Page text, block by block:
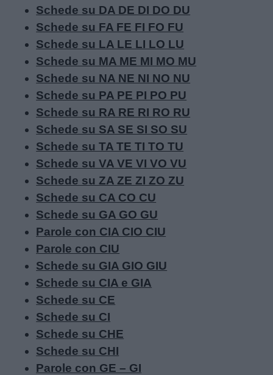
Schede su DA DE DI DO DU
Schede su FA FE FI FO FU
Schede su LA LE LI LO LU
Schede su MA ME MI MO MU
Schede su NA NE NI NO NU
Schede su PA PE PI PO PU
Schede su RA RE RI RO RU
Schede su SA SE SI SO SU
Schede su TA TE TI TO TU
Schede su VA VE VI VO VU
Schede su ZA ZE ZI ZO ZU
Schede su CA CO CU
Schede su GA GO GU
Parole con CIA CIO CIU
Parole con CIU
Schede su GIA GIO GIU
Schede su CIA e GIA
Schede su CE
Schede su CI
Schede su CHE
Schede su CHI
Parole con GE – GI